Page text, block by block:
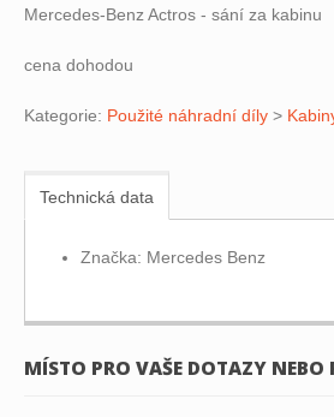
Mercedes-Benz Actros - sání za kabinu
cena dohodou
Kategorie: Použité náhradní díly >
Technická data
Značka: Mercedes Benz
MÍSTO PRO VAŠE DOTAZY NEBO